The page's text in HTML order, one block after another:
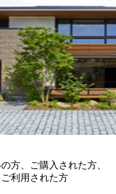
方、ご購入された方、
利用された方